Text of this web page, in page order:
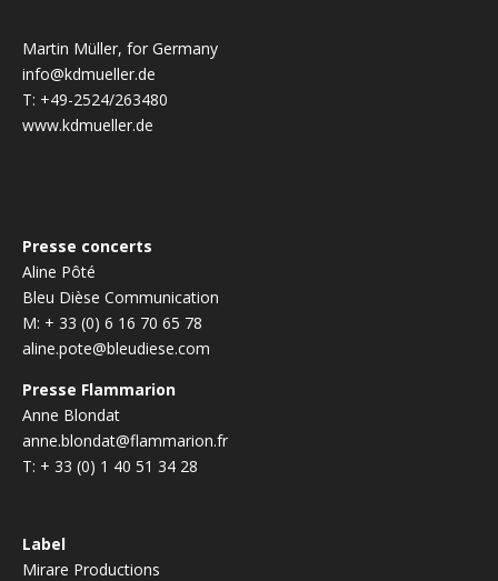
Martin Müller, for Germany
info@kdmueller.de
T: +49-2524/263480
www.kdmueller.de
Presse concerts
Aline Pôté
Bleu Dièse Communication
M: + 33 (0) 6 16 70 65 78
aline.pote@bleudiese.com
Presse Flammarion
Anne Blondat
anne.blondat@flammarion.fr
T: + 33 (0) 1 40 51 34 28
Label
Mirare Productions